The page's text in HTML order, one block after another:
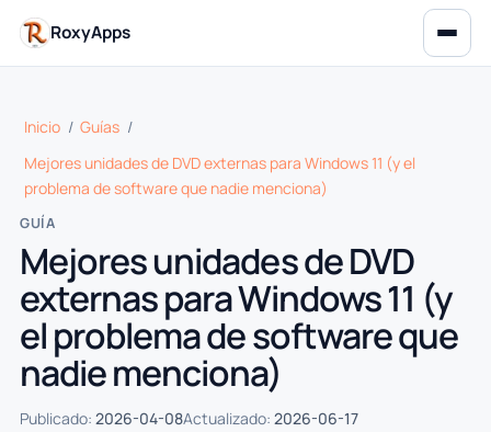
RoxyApps
Inicio / Guías /
Mejores unidades de DVD externas para Windows 11 (y el
problema de software que nadie menciona)
GUÍA
Mejores unidades de DVD
externas para Windows 11 (y
el problema de software que
nadie menciona)
Publicado: 2026-04-08Actualizado: 2026-06-17